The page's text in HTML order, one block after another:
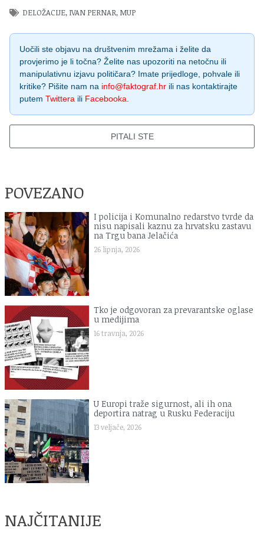
DELOŽACIJE, IVAN PERNAR, MUP
Uočili ste objavu na društvenim mrežama i želite da
provjerimo je li točna? Želite nas upozoriti na netočnu ili
manipulativnu izjavu političara? Imate prijedloge, pohvale ili
kritike? Pišite nam na info@faktograf.hr ili nas kontaktirajte
putem Twittera ili Facebooka
PITALI STE
POVEZANO
I policija i Komunalno redarstvo tvrde da
nisu napisali kaznu za hrvatsku zastavu
na Trgu bana Jelačića
26 lipnja, 2026
Tko je odgovoran za prevarantske oglase
u medijima
16 travnja, 2026
U Europi traže sigurnost, ali ih ona
deportira natrag u Rusku Federaciju
13 veljače, 2026
NAJČITANIJE